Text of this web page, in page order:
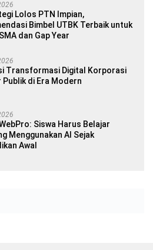
Lolos PTN Impian,
Bimbel UTBK Terbaik untuk
dan Gap Year
Transformasi Digital Korporasi
Publik di Era Modern
Siswa Harus Belajar
Menggunakan AI Sejak
Awal